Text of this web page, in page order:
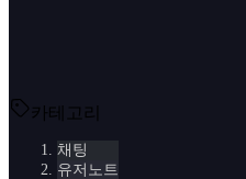
카테고리
채팅
유저노트